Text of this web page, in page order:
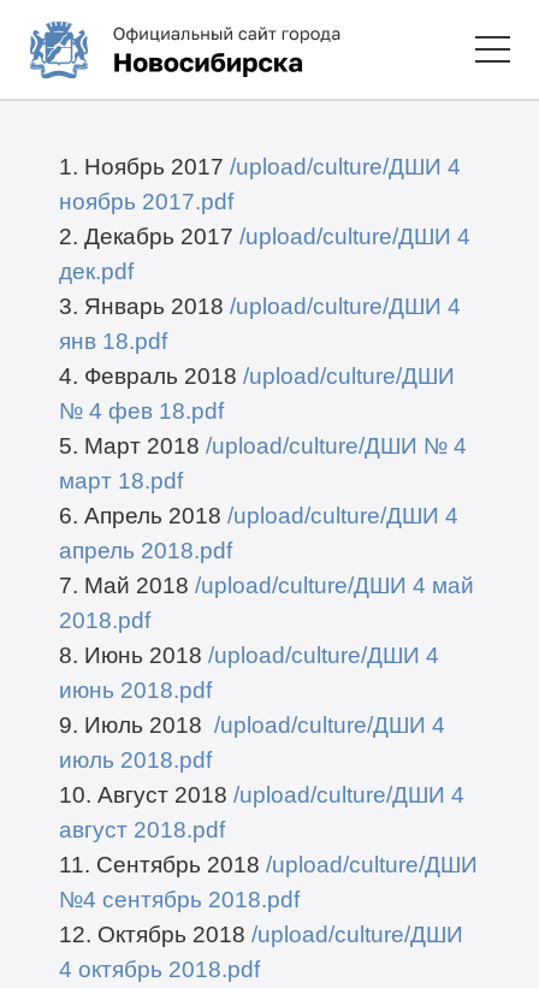
1. Ноябрь 2017 /upload/culture/ДШИ 4
ноябрь 2017.pdf
2. Декабрь 2017 /upload/culture/ДШИ 4
дек.pdf
3. Январь 2018 /upload/culture/ДШИ 4
янв 18.pdf
4. Февраль 2018 /upload/culture/ДШИ
№ 4 фев 18.pdf
5. Март 2018 /upload/culture/ДШИ № 4
март 18.pdf
6. Апрель 2018 /upload/culture/ДШИ 4
апрель 2018.pdf
7. Май 2018 /upload/culture/ДШИ 4 май
2018.pdf
8. Июнь 2018 /upload/culture/ДШИ 4
июнь 2018.pdf
9. Июль 2018 /upload/culture/ДШИ 4
июль 2018.pdf
10. Август 2018 /upload/culture/ДШИ 4
август 2018.pdf
11. Сентябрь 2018 /upload/culture/ДШИ
№4 сентябрь 2018.pdf
12. Октябрь 2018 /upload/culture/ДШИ
4 октябрь 2018.pdf